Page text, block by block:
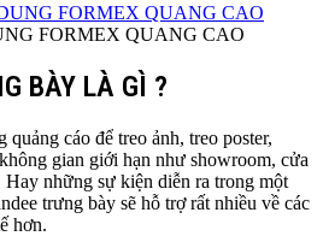
FORMEX QUANG CAO
BÀY LÀ GÌ ?
quảng cáo để treo ảnh, treo poster,
gian giới hạn như showroom, cửa
những sự kiện diễn ra trong một
trưng bày sẽ hỗ trợ rất nhiều về các
hơn.